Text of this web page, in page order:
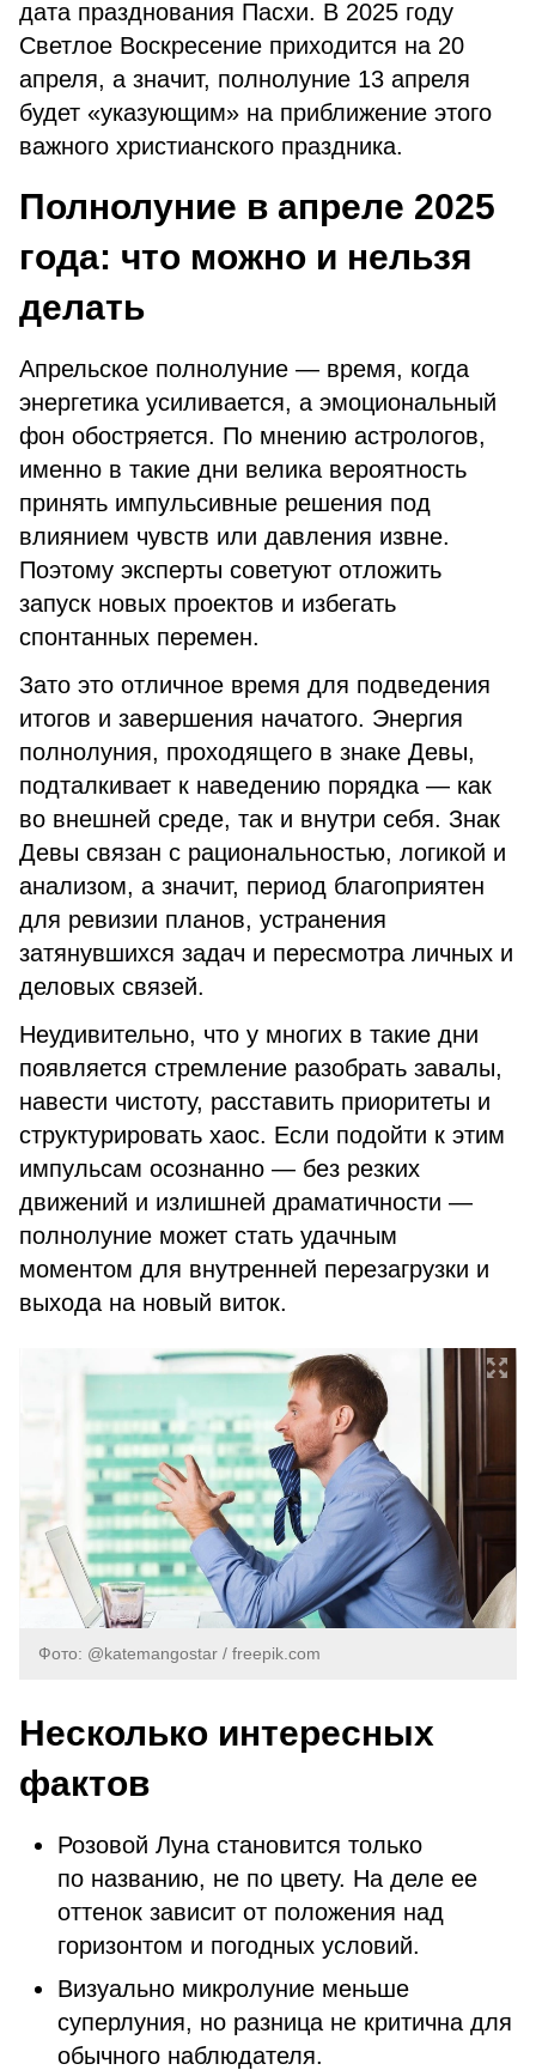
дата празднования Пасхи. В 2025 году
Светлое Воскресение приходится на 20
апреля, а значит, полнолуние 13 апреля
будет «указующим» на приближение этого
важного христианского праздника.
Полнолуние в апреле 2025
года: что можно и нельзя
делать
Апрельское полнолуние — время, когда
энергетика усиливается, а эмоциональный
фон обостряется. По мнению астрологов,
именно в такие дни велика вероятность
принять импульсивные решения под
влиянием чувств или давления извне.
Поэтому эксперты советуют отложить
запуск новых проектов и избегать
спонтанных перемен.
Зато это отличное время для подведения
итогов и завершения начатого. Энергия
полнолуния, проходящего в знаке Девы,
подталкивает к наведению порядка — как
во внешней среде, так и внутри себя. Знак
Девы связан с рациональностью, логикой и
анализом, а значит, период благоприятен
для ревизии планов, устранения
затянувшихся задач и пересмотра личных и
деловых связей.
Неудивительно, что у многих в такие дни
появляется стремление разобрать завалы,
навести чистоту, расставить приоритеты и
структурировать хаос. Если подойти к этим
импульсам осознанно — без резких
движений и излишней драматичности —
полнолуние может стать удачным
моментом для внутренней перезагрузки и
выхода на новый виток.
Фото: @katemangostar / freepik.com
Несколько интересных
фактов
Розовой Луна становится только
по названию, не по цвету. На деле ее
оттенок зависит от положения над
горизонтом и погодных условий.
Визуально микролуние меньше
суперлуния, но разница не критична для
обычного наблюдателя.